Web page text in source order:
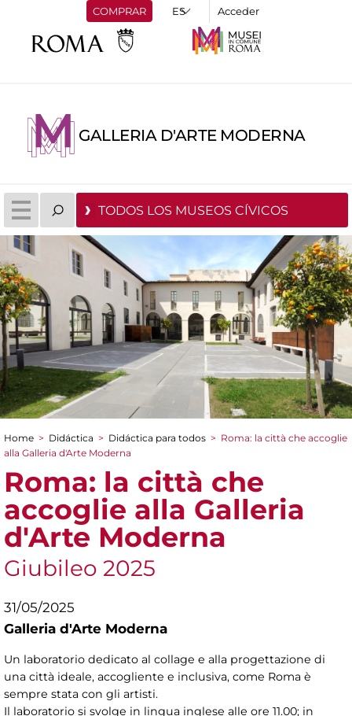
COMPRAR Acceder
GALLERIA D'ARTE MODERNA
TODOS LOS MUSEOS CÍVICOS
You are here
Home > Didáctica > Didáctica para todos > Roma: la città che accoglie
alla Galleria d'Arte Moderna
Roma: la città che
accoglie alla Galleria
d'Arte Moderna
Giubileo 2025
31/05/2025
Galleria d'Arte Moderna
Un laboratorio dedicato al collage e alla progettazione di
una città ideale, accogliente e inclusiva, come Roma è
sempre stata con gli artisti.
Il laboratorio si svolge in lingua inglese alle ore 11.00; in